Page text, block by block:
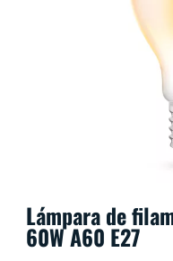
Lámpara de
60W A60 E27